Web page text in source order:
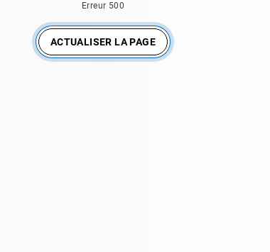
Erreur 500
ACTUALISER LA PAGE